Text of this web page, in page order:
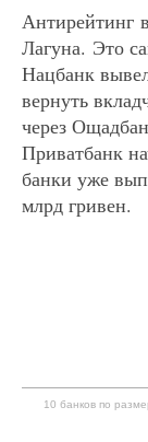
Антирейтинг
Лагуна. Это
Нацбанк
вернуть
через
Приватбанк
банки уже
млрд гривен.
10 банков по